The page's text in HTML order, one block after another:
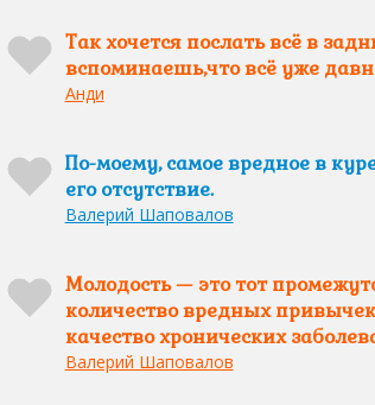
Так хочется послать всё в
вспоминаешь,что всё уже
Анди
По-моему, самое вредное в
его отсутствие.
Валерий Шаповалов
Молодость — это тот
количество вредных
качество хронических
Валерий Шаповалов